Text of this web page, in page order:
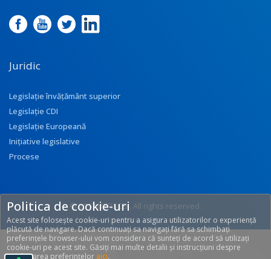
Juridic
Legislație învățământ superior
Legislație CDI
Legislație Europeană
Inițiative legislative
Procese
© 2017 UEFISCDI. All rights reserved.
[T: 0.2706, O: 92]
Politica de cookie-uri
Acest site folosește cookie-uri pentru a asigura utilizatorilor o experiență
plăcută de navigare. Dacă continuați sa navigați fără sa schimbați
preferințele browser-ului vom considera că sunteți de acord să utilizați
cookie-uri pe acest site. Găsiți mai multe detalii și instrucțiuni despre
modificarea preferințelor aici.